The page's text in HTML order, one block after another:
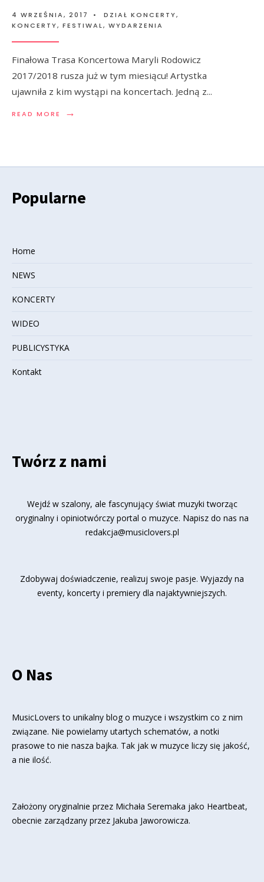
4 WRZEŚNIA, 2017 • DZIAŁ KONCERTY,
KONCERTY, FESTIWAL, WYDARZENIA
Finałowa Trasa Koncertowa Maryli Rodowicz
2017/2018 rusza już w tym miesiącu! Artystka
ujawniła z kim wystąpi na koncertach. Jedną z...
READ MORE →
Popularne
Home
NEWS
KONCERTY
WIDEO
PUBLICYSTYKA
Kontakt
Twórz z nami
Wejdź w szalony, ale fascynujący świat muzyki tworząc
oryginalny i opiniotwórczy portal o muzyce. Napisz do nas na
redakcja@musiclovers.pl
Zdobywaj doświadczenie, realizuj swoje pasje. Wyjazdy na
eventy, koncerty i premiery dla najaktywniejszych.
O Nas
MusicLovers to unikalny blog o muzyce i wszystkim co z nim
związane. Nie powielamy utartych schematów, a notki
prasowe to nie nasza bajka. Tak jak w muzyce liczy się jakość,
a nie ilość.
Założony oryginalnie przez Michała Seremaka jako Heartbeat,
obecnie zarządzany przez Jakuba Jaworowicza.